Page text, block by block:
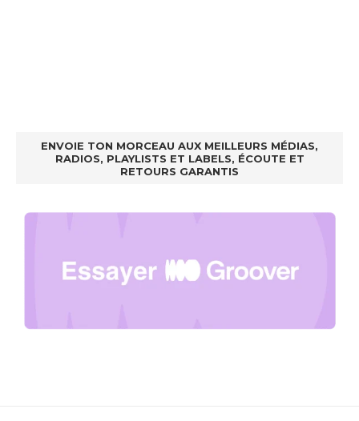
ENVOIE TON MORCEAU AUX MEILLEURS MÉDIAS,
RADIOS, PLAYLISTS ET LABELS, ÉCOUTE ET
RETOURS GARANTIS